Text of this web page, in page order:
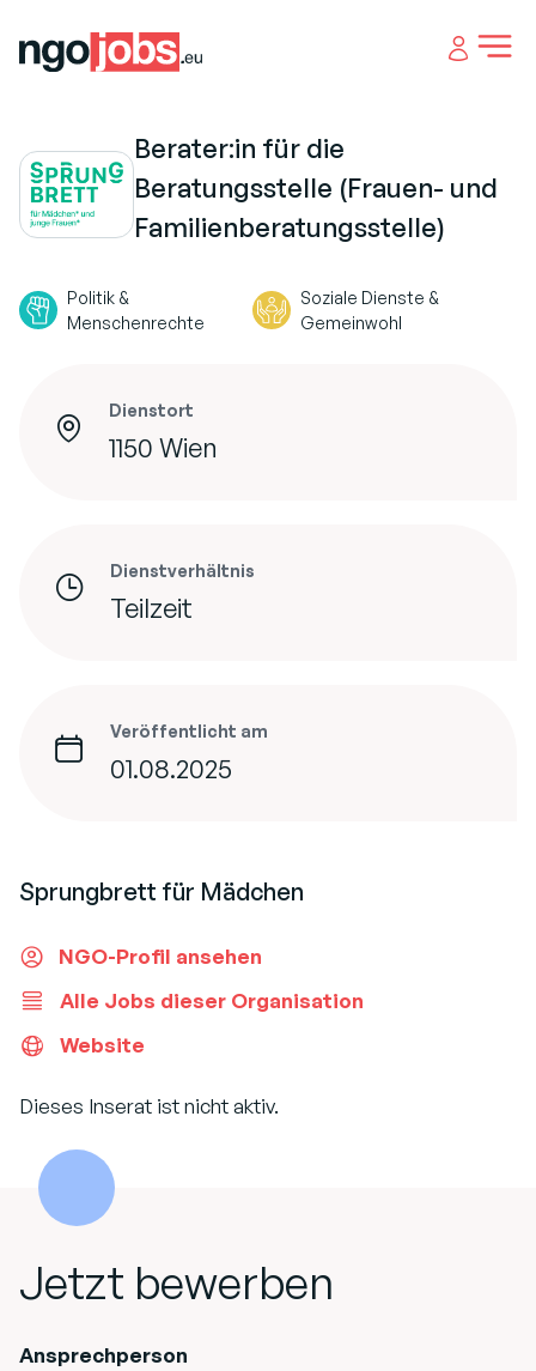
Open
Berater:in für die
Beratungsstelle (Frauen- und
Familienberatungsstelle)
Politik &
Menschenrechte
Soziale Dienste &
Gemeinwohl
Dienstort
1150 Wien
Dienstverhältnis
Teilzeit
Veröffentlicht am
01.08.2025
Sprungbrett für Mädchen
NGO-Profil ansehen
Alle Jobs dieser Organisation
Website
Dieses Inserat ist nicht aktiv.
Jetzt bewerben
Ansprechperson